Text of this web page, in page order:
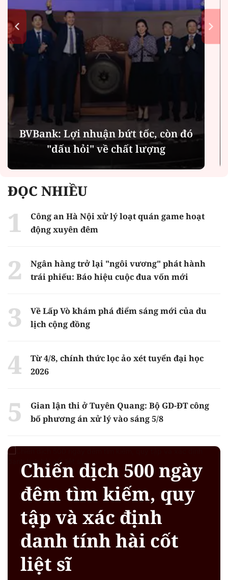
Bỏ lỡ tuổi thơ của con - khoảng
trống day dứt với nữ phạm nhân
ĐỌC NHIỀU
Công an Hà Nội xử lý loạt quán game hoạt
động xuyên đêm
Ngân hàng trở lại "ngôi vương" phát hành
trái phiếu: Báo hiệu cuộc đua vốn mới
Về Lấp Vò khám phá điểm sáng mới của du
lịch cộng đồng
Từ 4/8, chính thức lọc ảo xét tuyển đại học
2026
Gian lận thi ở Tuyên Quang: Bộ GD-ĐT công
bố phương án xử lý vào sáng 5/8
Chiến dịch 500 ngày
đêm tìm kiếm, quy
tập và xác định
danh tính hài cốt
liệt sĩ